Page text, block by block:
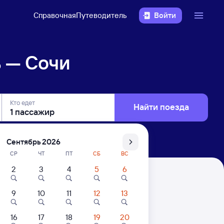
СправочнаяПутеводитель Войти
— Сочи
Кто едет Найти поезда
Цены за 1 пассажира
Сентябрь 2026
СР ЧТ ПТ СБ ВС
2 3 4 5 6
9 10 11 12 13
16 17 18 19 20